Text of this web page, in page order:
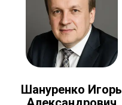
Шануренко Игорь